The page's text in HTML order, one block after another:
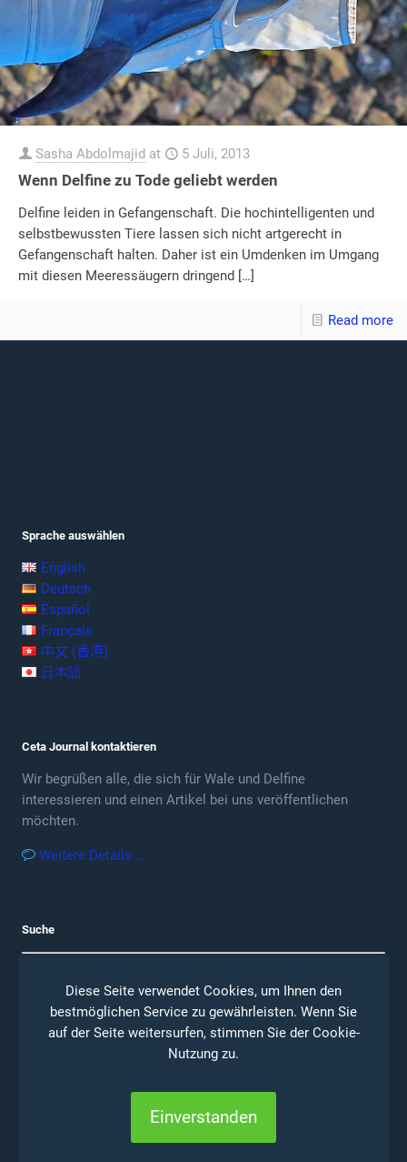
Sasha Abdolmajid at 5 Juli, 2013
Wenn Delfine zu Tode geliebt werden
Delfine leiden in Gefangenschaft. Die hochintelligenten und
selbstbewussten Tiere lassen sich nicht artgerecht in
Gefangenschaft halten. Daher ist ein Umdenken im Umgang
mit diesen Meeressäugern dringend […]
Read more
Sprache auswählen
English
Deutsch
Español
Français
中文 (香港)
日本語
Ceta Journal kontaktieren
Wir begrüßen alle, die sich für Wale und Delfine
interessieren und einen Artikel bei uns veröffentlichen
möchten.
Weitere Details …
Suche
© 2026 Ceta Journal | Impressum
Diese Seite verwendet Cookies, um Ihnen den
bestmöglichen Service zu gewährleisten. Wenn Sie
auf der Seite weitersurfen, stimmen Sie der Cookie-
Nutzung zu.
Einverstanden